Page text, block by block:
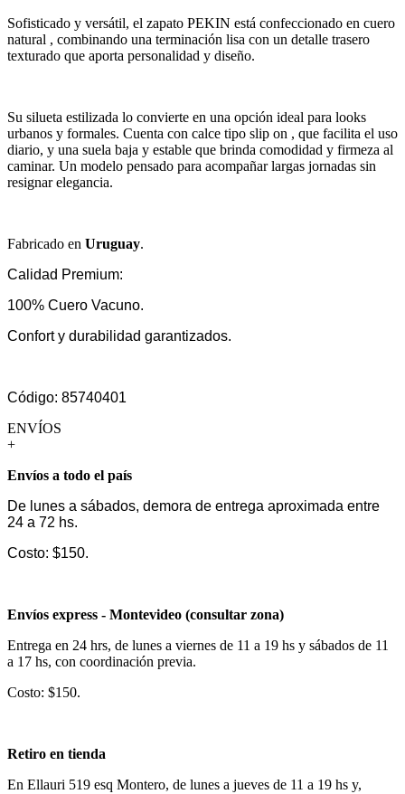
Sofisticado y versátil, el zapato PEKIN está confeccionado en cuero
natural , combinando una terminación lisa con un detalle trasero
texturado que aporta personalidad y diseño.
Su silueta estilizada lo convierte en una opción ideal para looks
urbanos y formales. Cuenta con calce tipo slip on , que facilita el uso
diario, y una suela baja y estable que brinda comodidad y firmeza al
caminar. Un modelo pensado para acompañar largas jornadas sin
resignar elegancia.
Fabricado en Uruguay.
Calidad Premium:
100% Cuero Vacuno.
Confort y durabilidad garantizados.
Código: 85740401
ENVÍOS
+
Envíos a todo el país
De lunes a sábados, demora de entrega aproximada entre
24 a 72 hs.
Costo: $150.
Envíos express - Montevideo (consultar zona)
Entrega en 24 hrs, de lunes a viernes de 11 a 19 hs y sábados de 11
a 17 hs, con coordinación previa.
Costo: $150.
Retiro en tienda
En Ellauri 519 esq Montero, de lunes a jueves de 11 a 19 hs y,